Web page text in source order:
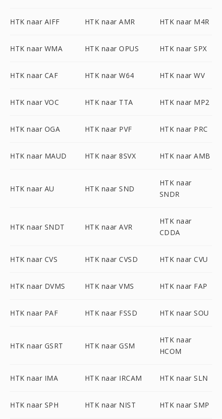
HTK naar AIFF HTK naar AMR HTK naar M4R
HTK naar WMA HTK naar OPUS HTK naar SPX
HTK naar CAF HTK naar W64 HTK naar WV
HTK naar VOC HTK naar TTA HTK naar MP2
HTK naar OGA HTK naar PVF HTK naar PRC
HTK naar MAUD HTK naar 8SVX HTK naar AMB
HTK naar AU HTK naar SND
HTK naar
SNDR
HTK naar SNDT HTK naar AVR
HTK naar
CDDA
HTK naar CVS HTK naar CVSD HTK naar CVU
HTK naar DVMS HTK naar VMS HTK naar FAP
HTK naar PAF HTK naar FSSD HTK naar SOU
HTK naar GSRT HTK naar GSM
HTK naar
HCOM
HTK naar IMA HTK naar IRCAM HTK naar SLN
HTK naar SPH HTK naar NIST HTK naar SMP